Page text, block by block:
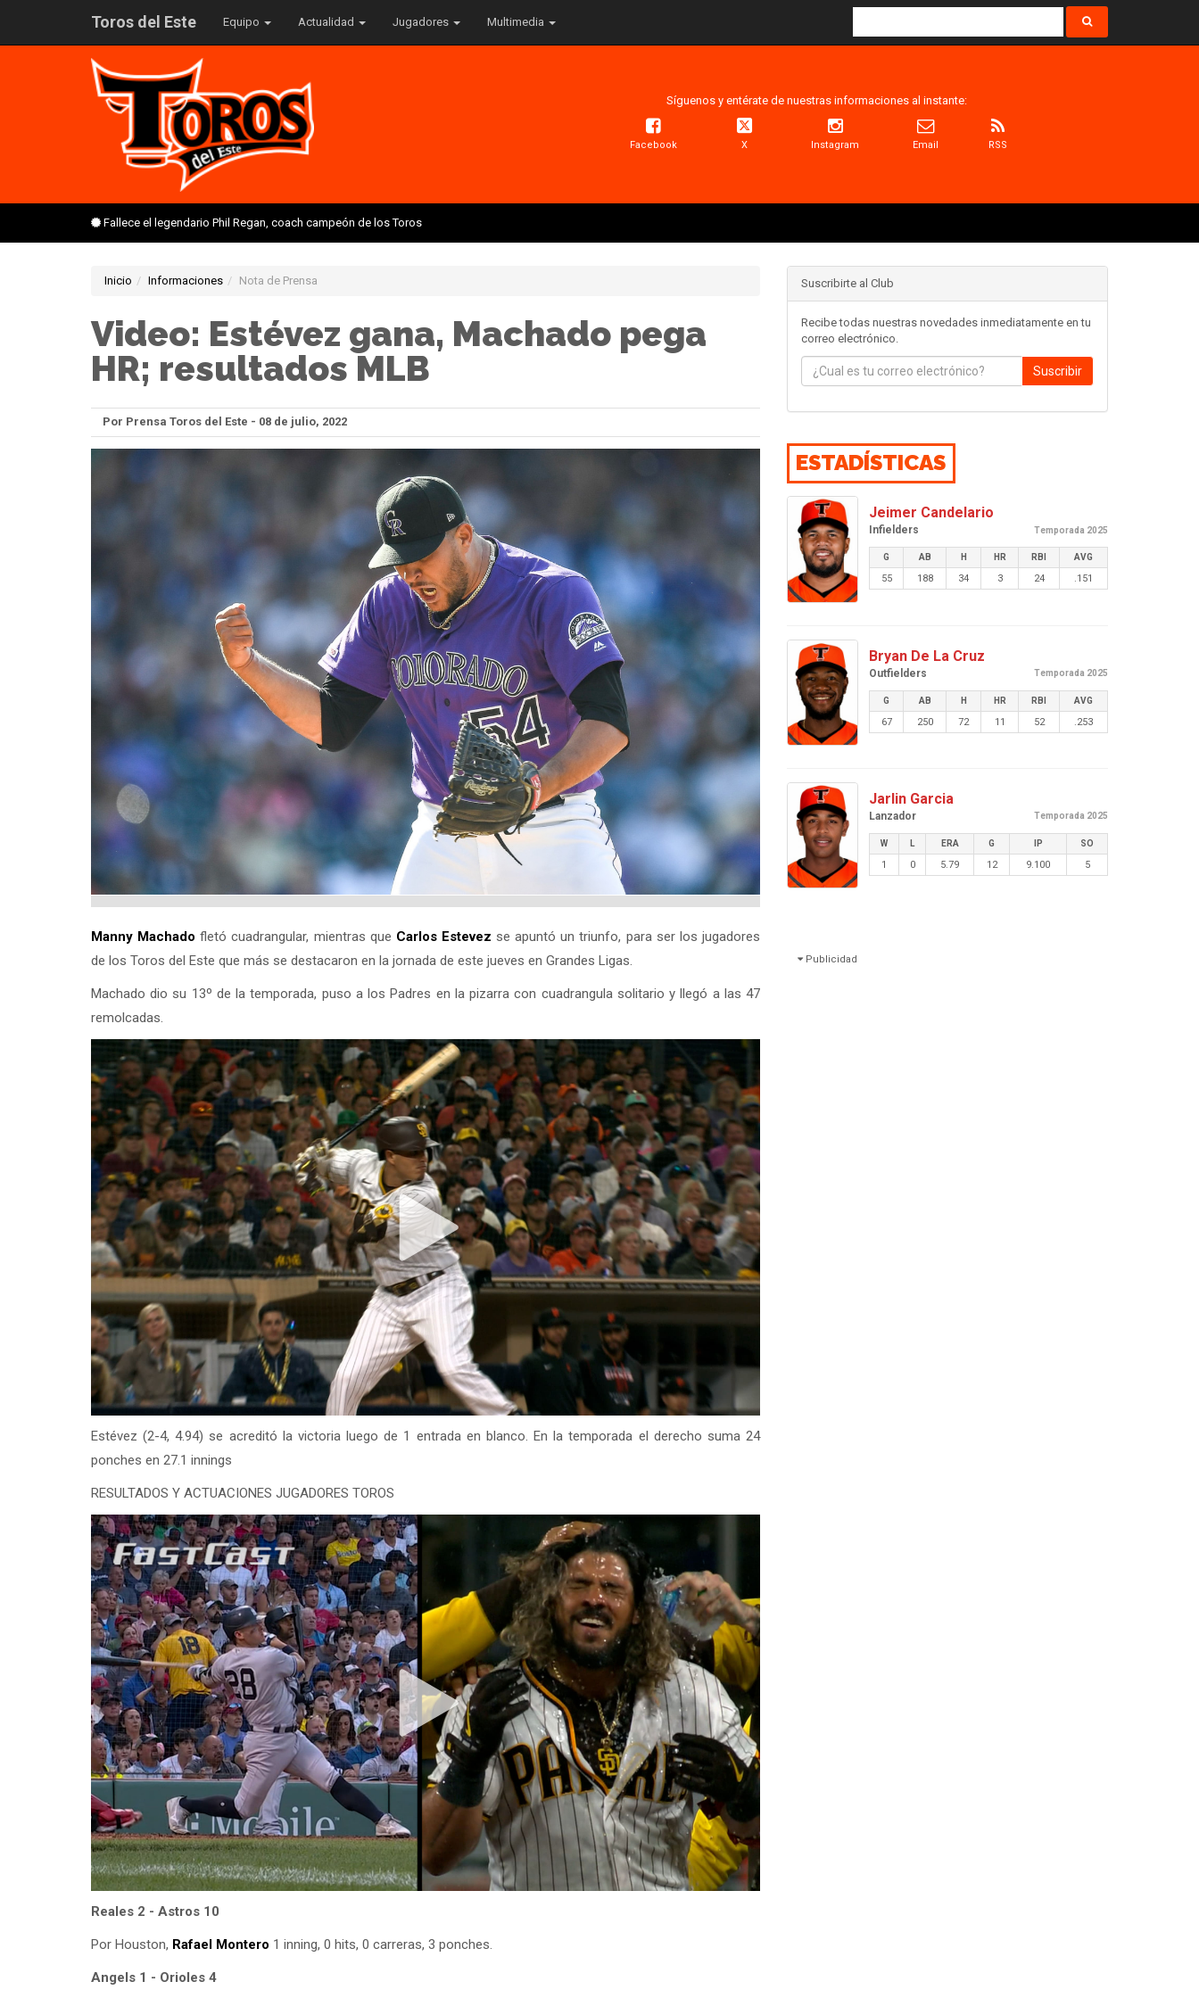
Toros del Este Equipo Actualidad Jugadores Multimedia
Síguenos y entérate de nuestras informaciones al instante:
Facebook X Instagram Email RSS
Fallece el legendario Phil Regan, coach campeón de los Toros
Inicio Informaciones Nota de Prensa
Video: Estévez gana, Machado pega
HR; resultados MLB
Por Prensa Toros del Este - 08 de julio, 2022
Manny Machado fletó cuadrangular, mientras que Carlos Estevez se apuntó un triunfo, para ser los jugadores
de los Toros del Este que más se destacaron en la jornada de este jueves en Grandes Ligas.
Machado dio su 13º de la temporada, puso a los Padres en la pizarra con cuadrangula solitario y llegó a las 47
remolcadas.
Estévez (2-4, 4.94) se acreditó la victoria luego de 1 entrada en blanco. En la temporada el derecho suma 24
ponches en 27.1 innings
RESULTADOS Y ACTUACIONES JUGADORES TOROS
Reales 2 - Astros 10
Por Houston, Rafael Montero 1 inning, 0 hits, 0 carreras, 3 ponches.
Angels 1 - Orioles 4
Suscribirte al Club
Recibe todas nuestras novedades inmediatamente en tu
correo electrónico.
Suscribir
ESTADÍSTICAS
Jeimer Candelario
Infielders Temporada 2025
G AB H HR RBI AVG
55 188 34 3 24 .151
Bryan De La Cruz
Outfielders Temporada 2025
G AB H HR RBI AVG
67 250 72 11 52 .253
Jarlin Garcia
Lanzador Temporada 2025
W L ERA G IP SO
1 0 5.79 12 9.100 5
Publicidad